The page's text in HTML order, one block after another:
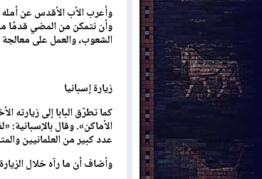
وأعرب الأب الأقدس عن
وأن نتمكن من المضي قدمًا
الشعوب، والعمل على
زيارة إسبانيا
كما تطرّق البابا إلى زيارته
الأماكن». وقال
عدد كبير من العلمانيين
وأضاف أن ما رآه خلال